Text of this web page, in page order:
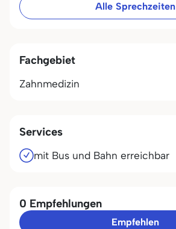
Alle Sprechzeiten
Fachgebiet
Zahnmedizin
Services
mit Bus und Bahn erreichbar
0 Empfehlungen
Empfehlen